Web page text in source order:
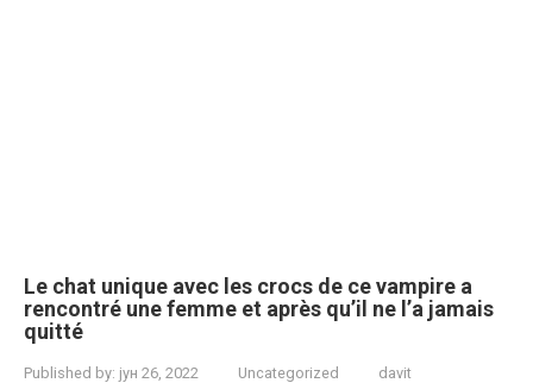
Le chat unique avec les crocs de ce vampire a
rencontré une femme et après qu’il ne l’a jamais
quitté
Published by: јун 26, 2022 Uncategorized davit